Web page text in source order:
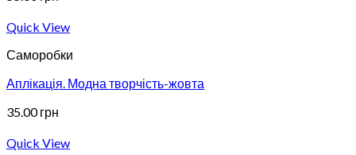
Quick View
Саморобки
Аплікація. Модна творчість-жовта
35.00грн
Quick View